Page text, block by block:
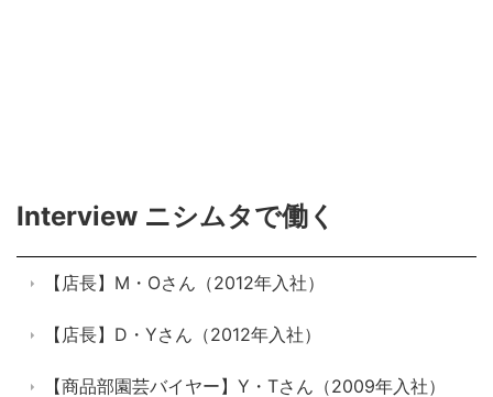
Interview ニシムタで働く
【店長】M・Oさん（2012年入社）
【店長】D・Yさん（2012年入社）
【商品部園芸バイヤー】Y・Tさん（2009年入社）